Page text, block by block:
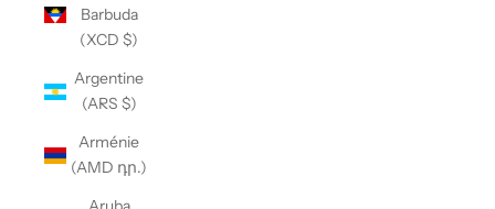
Barbuda
(XCD $)
Argentine
(ARS $)
Arménie
(AMD դր.)